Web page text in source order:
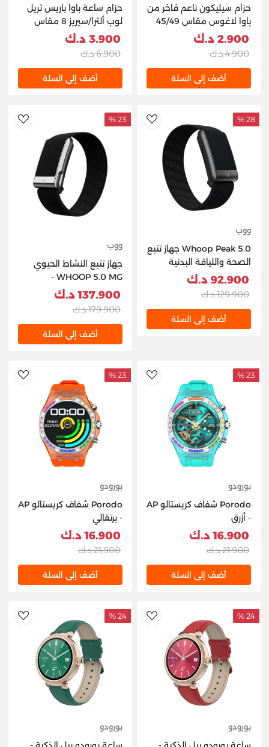
حزام سيليكون ناعم فاخر من
باوا لاغوس مقاس 45/49
مم - أخضر ساحلي
2.900 د.ك
4.900 د.ك
أضف إلى السلة
حزام ساعة باوا باريس تريل
لوب ألترا/سيريز 8 مقاس
49/45/44/42 مم - أخضر
3.900 د.ك
6.900 د.ك
أضف إلى السلة
AddToWishlist
28 %
ووب
Whoop Peak 5.0 جهاز تتبع
الصحة واللياقة البدنية
والنشاط + 1 سنة اشتراك
92.900 د.ك
129.900 د.ك
أضف إلى السلة
23 %
ووب
جهاز تتبع النشاط الحيوي
WHOOP 5.0 MG -
137.900 د.ك
179.900 د.ك
أضف إلى السلة
AddToWishlist
23 %
بورودو
Porodo شفاف كريستالو AP
- أزرق
16.900 د.ك
21.900 د.ك
أضف إلى السلة
23 %
بورودو
Porodo شفاف كريستالو AP
- برتقالي
16.900 د.ك
21.900 د.ك
أضف إلى السلة
AddToWishlist
24 %
بورودو
24 %
بورودو